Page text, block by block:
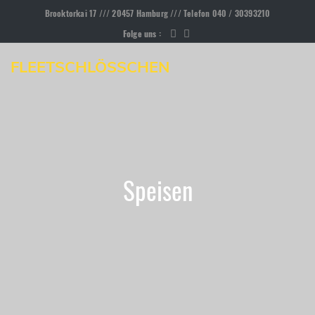
Brooktorkai 17 /// 20457 Hamburg /// Telefon 040 / 30393210
Folge uns :
FLEETSCHLÖSSCHEN
Speisen